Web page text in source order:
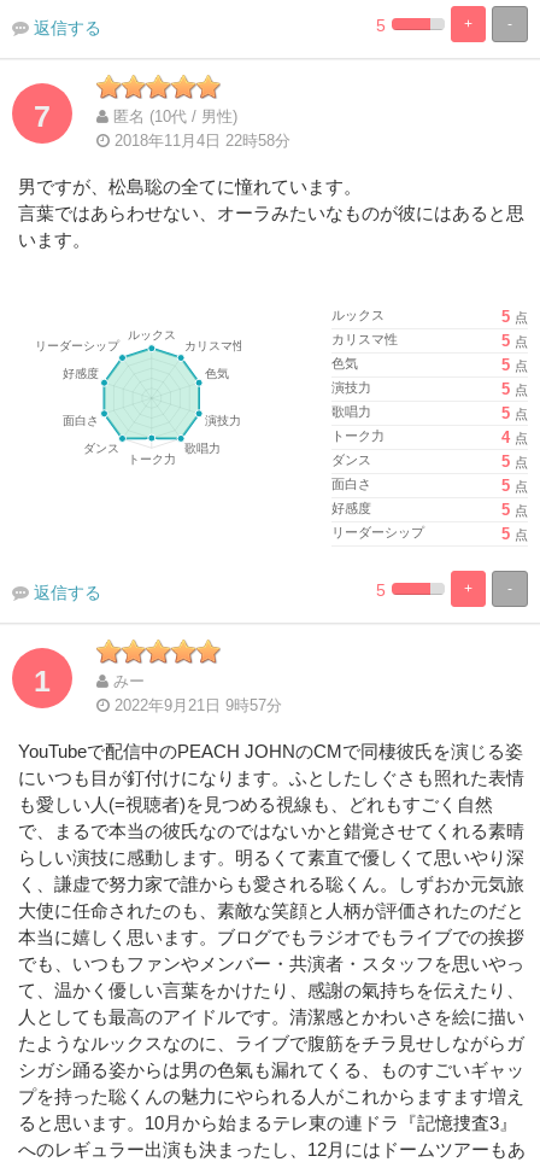
-
+
%
100%
5
返信する
7
匿名 (10代 / 男性)
2018年11月4日 22時58分
男ですが、松島聡の全てに憧れています。
言葉ではあらわせない、オーラみたいなものが彼にはあると思
います。
ルックス 5 点
カリスマ性
5 点
色気
5 点
演技力
5 点
歌唱力
5 点
トーク力
4 点
ダンス
5 点
面白さ
5 点
好感度
5 点
リーダーシップ
5 点
-
+
%
100%
5
返信する
1
みー
2022年9月21日 9時57分
YouTubeで配信中のPEACH JOHNのCMで同棲彼氏を演じる姿
にいつも目が釘付けになります。ふとしたしぐさも照れた表情
も愛しい人(=視聴者)を見つめる視線も、どれもすごく自然
で、まるで本当の彼氏なのではないかと錯覚させてくれる素晴
らしい演技に感動します。明るくて素直で優しくて思いやり深
く、謙虚で努力家で誰からも愛される聡くん。しずおか元気旅
大使に任命されたのも、素敵な笑顔と人柄が評価されたのだと
本当に嬉しく思います。ブログでもラジオでもライブでの挨拶
でも、いつもファンやメンバー・共演者・スタッフを思いやっ
て、温かく優しい言葉をかけたり、感謝の氣持ちを伝えたり、
人としても最高のアイドルです。清潔感とかわいさを絵に描い
たようなルックスなのに、ライブで腹筋をチラ見せしながらガ
シガシ踊る姿からは男の色氣も漏れてくる、ものすごいギャッ
プを持った聡くんの魅力にやられる人がこれからますます増え
ると思います。10月から始まるテレ東の連ドラ『記憶捜査3』
へのレギュラー出演も決まったし、12月にはドームツアーもあ